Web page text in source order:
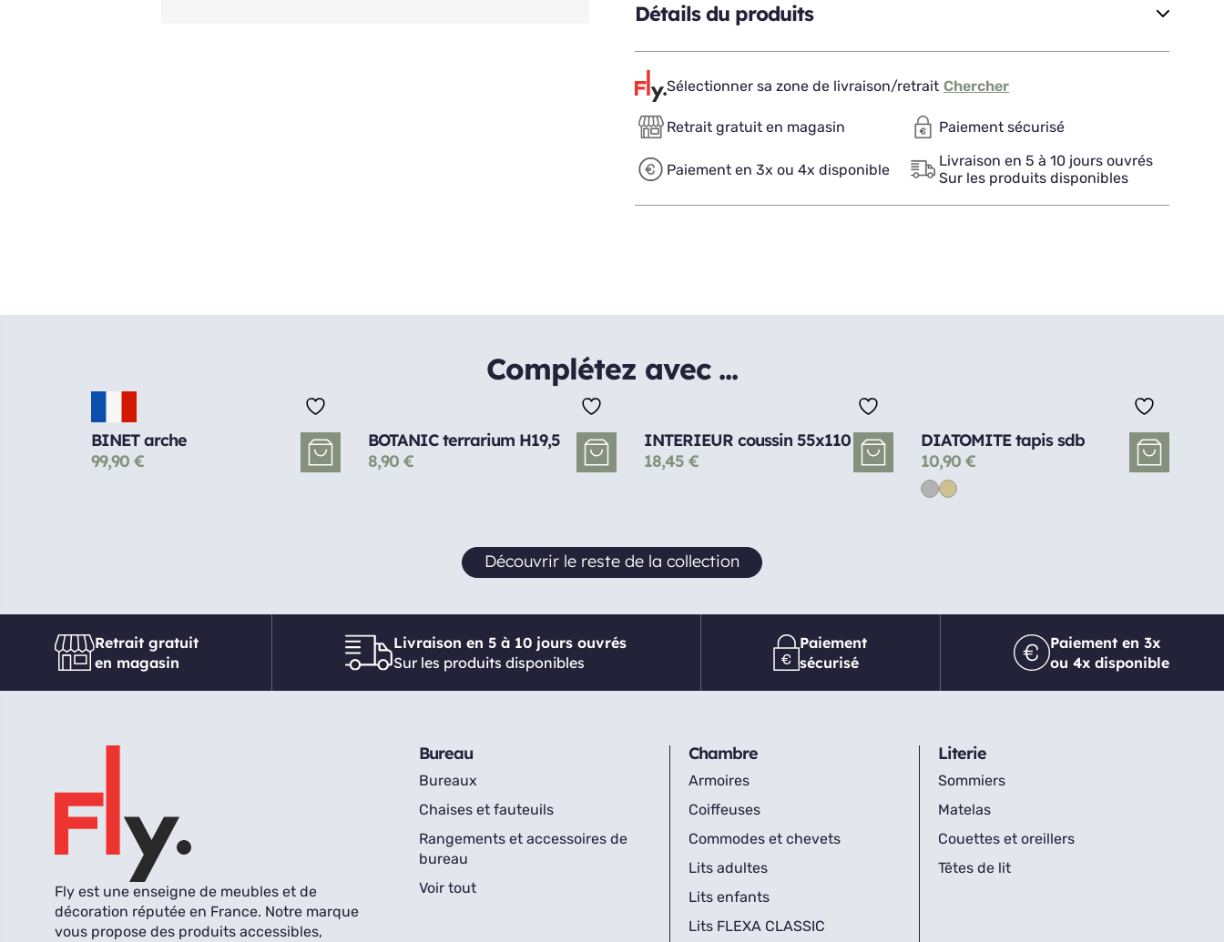
Détails du produits
Sélectionner sa zone de livraison/retrait Chercher
Retrait gratuit en magasin Paiement sécurisé
Paiement en 3x ou 4x disponible
Livraison en 5 à 10 jours ouvrés
Sur les produits disponibles
Complétez avec ...
BINET arche
99,90 €
BOTANIC terrarium H19,5
8,90 €
INTERIEUR coussin 55x110
18,45 €
DIATOMITE tapis sdb
10,90 €
Découvrir le reste de la collection
Retrait gratuit
en magasin
Livraison en 5 à 10 jours ouvrés
Sur les produits disponibles
Paiement
sécurisé
Paiement en 3x
ou 4x disponible
Fly est une enseigne de meubles et de
décoration réputée en France. Notre marque
vous propose des produits accessibles,
Bureau
Bureaux
Chaises et fauteuils
Rangements et accessoires de
bureau
Voir tout
Chambre
Armoires
Coiffeuses
Commodes et chevets
Lits adultes
Lits enfants
Lits FLEXA CLASSIC
Literie
Sommiers
Matelas
Couettes et oreillers
Têtes de lit